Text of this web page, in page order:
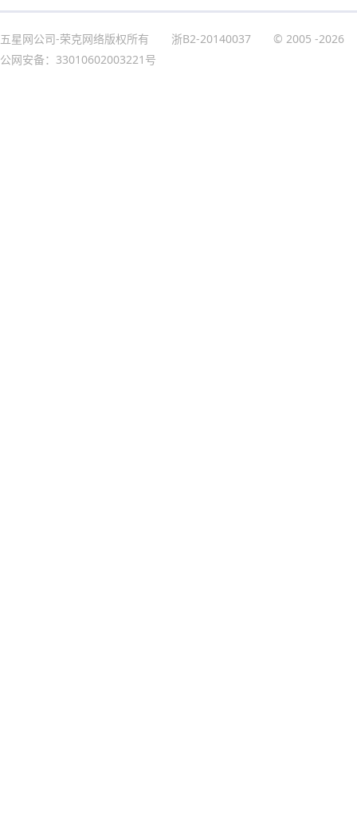
五星网公司-荣克网络版权所有 浙B2-20140037 © 2005 -2026
公网安备：33010602003221号